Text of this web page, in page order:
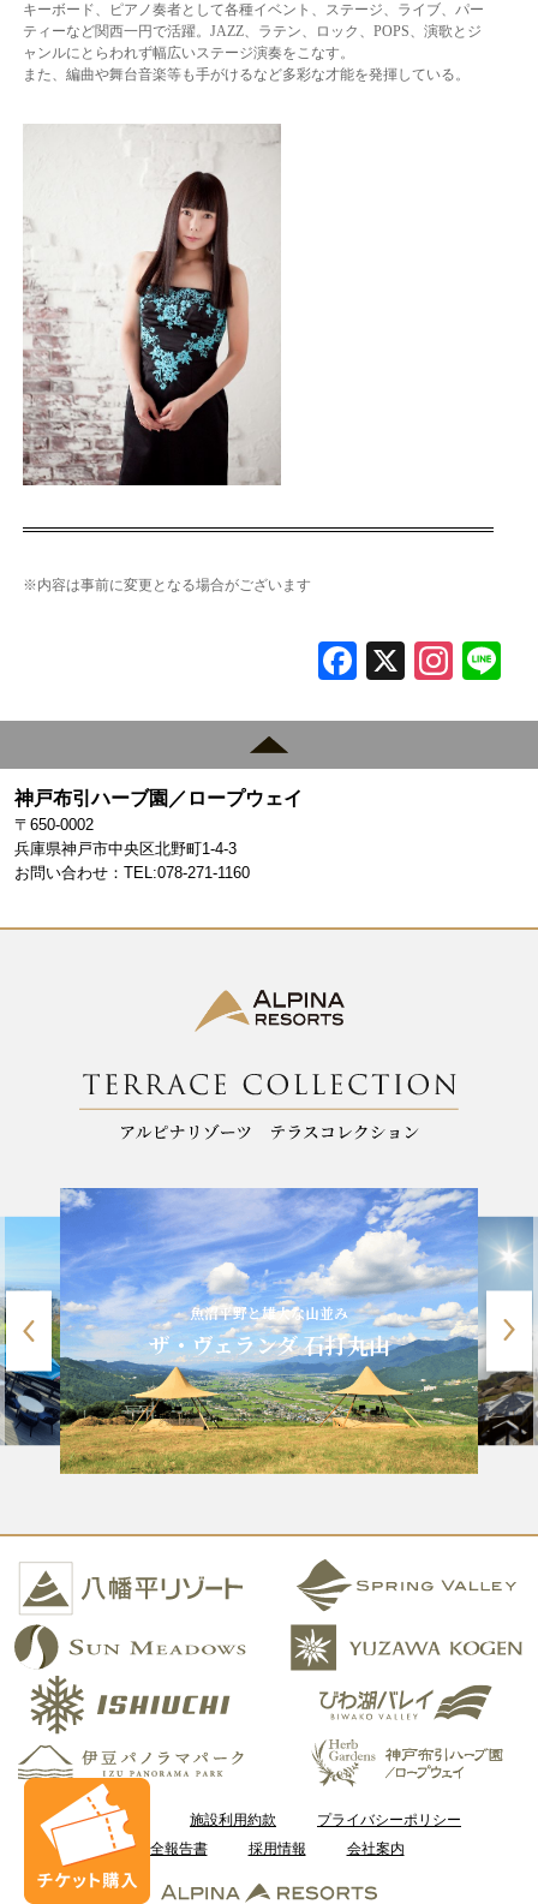
キーボード、ピアノ奏者として各種イベント、ステージ、ライブ、パー
ティーなど関西一円で活躍。 JAZZ、ラテン、ロック、POPS、演歌とジ
ャンルにとらわれず幅広いステージ演奏をこなす。
また、編曲や舞台音楽等も手がけるなど多彩な才能を発揮している。
※内容は事前に変更となる場合がございます
F
e
k
X In
gr
神戸布引ハーブ園／ロープウェイ
〒650-0002
兵庫県神戸市中央区北野町1-4-3
お問い合わせ：TEL:078-271-1160
魚沼平野と雄大な山並み
ザ・ヴェランダ 石打丸山
ご利用案内 施設利用約款
プライバシーポリシー
安全報告書
採用情報 会社案内